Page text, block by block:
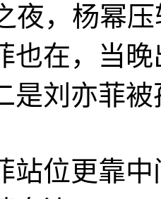
夜，杨幂
也在，当
是刘亦菲
站位更靠